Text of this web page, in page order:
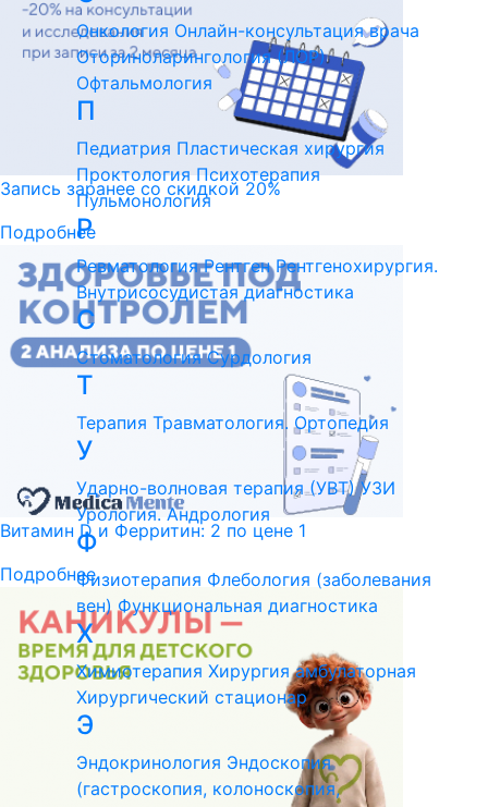
Запись заранее со скидкой 20%
Подробнее
Витамин D и Ферритин: 2 по цене 1
Подробнее
Онкология Онлайн-консультация врача
Оториноларингология (ЛОР)
Офтальмология
П
Педиатрия Пластическая хирургия
Проктология Психотерапия
Пульмонология
Р
Ревматология Рентген Рентгенохирургия.
Внутрисосудистая диагностика
С
Стоматология Сурдология
Т
Терапия Травматология. Ортопедия
У
Ударно-волновая терапия (УВТ) УЗИ
Урология. Андрология
Ф
Физиотерапия Флебология (заболевания
вен) Функциональная диагностика
Х
Химиотерапия Хирургия амбулаторная
Хирургический стационар
Э
Эндокринология Эндоскопия
(гастроскопия, колоноскопия,